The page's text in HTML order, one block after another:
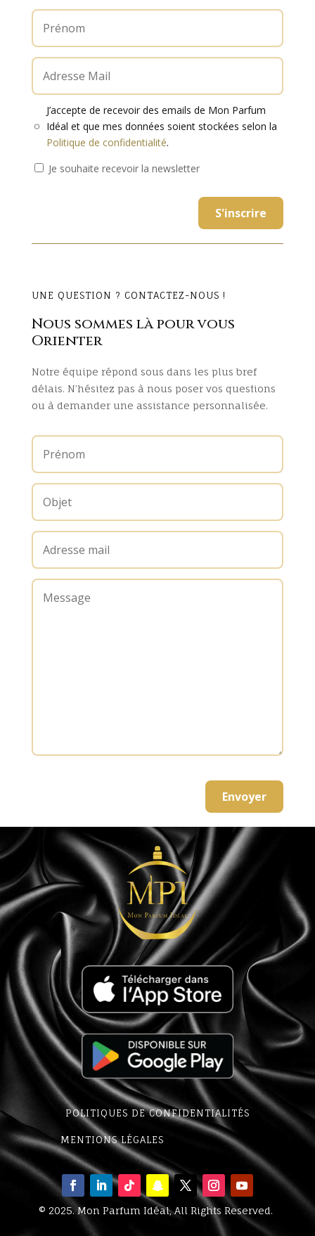
J’accepte de recevoir des emails de Mon Parfum
Idéal et que mes données soient stockées selon la
Politique de confidentialité.
Je souhaite recevoir la newsletter
UNE QUESTION ? CONTACTEZ-NOUS !
Nous sommes là pour vous
Orienter
Notre équipe répond sous dans les plus bref
délais. N’hésitez pas à nous poser vos questions
ou à demander une assistance personnalisée.
POLITIQUES DE CONFIDENTIALITÉS
MENTIONS LÉGALES
© 2025. Mon Parfum Idéal,All Rights Reserved.